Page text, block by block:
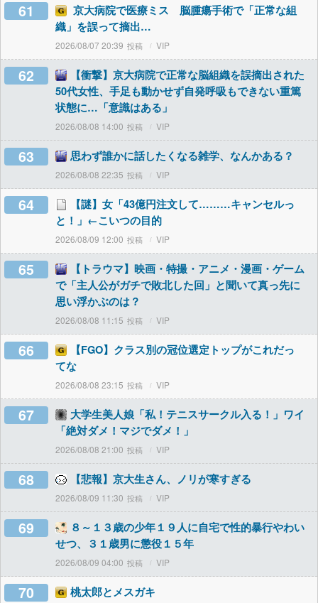
61
京大病院で医療ミス 脳腫瘍手術で「正常な組
織」を誤って摘出…
2026/08/07 20:39 VIP
62
【衝撃】京大病院で正常な脳組織を誤摘出された
50代女性、手足も動かせず自発呼吸もできない重篤
状態に…「意識はある」
2026/08/08 14:00 VIP
63 思わず誰かに話したくなる雑学、なんかある？
2026/08/08 22:35 VIP
64
【謎】女「43億円注文して………キャンセルっ
と！」←こいつの目的
2026/08/09 12:00 VIP
65
【トラウマ】映画・特撮・アニメ・漫画・ゲーム
で「主人公がガチで敗北した回」と聞いて真っ先に
思い浮かぶのは？
2026/08/08 11:15 VIP
66
【FGO】クラス別の冠位選定トップがこれだっ
てな
2026/08/08 23:15 VIP
67
大学生美人娘「私！テニスサークル入る！」ワイ
「絶対ダメ！マジでダメ！」
2026/08/08 21:00 VIP
68 【悲報】京大生さん、ノリが寒すぎる
2026/08/09 11:30 VIP
69
８～１３歳の少年１９人に自宅で性的暴行やわい
せつ、３１歳男に懲役１５年
2026/08/09 04:00 VIP
70 桃太郎とメスガキ